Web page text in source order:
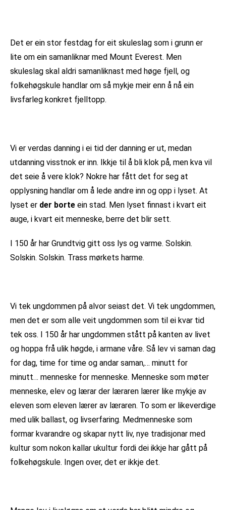
Det er ein stor festdag for eit skuleslag som i grunn er
lite om ein samanliknar med Mount Everest. Men
skuleslag skal aldri samanliknast med høge fjell, og
folkehøgskule handlar om så mykje meir enn å nå ein
livsfarleg konkret fjelltopp.
Vi er verdas danning i ei tid der danning er ut, medan
utdanning visstnok er inn. Ikkje til å bli klok på, men kva vil
det seie å vere klok? Nokre har fått det for seg at
opplysning handlar om å lede andre inn og opp i lyset. At
lyset er der borte ein stad. Men lyset finnast i kvart eit
auge, i kvart eit menneske, berre det blir sett.
I 150 år har Grundtvig gitt oss lys og varme. Solskin.
Solskin. Solskin. Trass mørkets harme.
Vi tek ungdommen på alvor seiast det. Vi tek ungdommen,
men det er som alle veit ungdommen som til ei kvar tid
tek oss. I 150 år har ungdommen stått på kanten av livet
og hoppa frå ulik høgde, i armane våre. Så lev vi saman dag
for dag, time for time og andar saman,… minutt for
minutt… menneske for menneske. Menneske som møter
menneske, elev og lærar der læraren lærer like mykje av
eleven som eleven lærer av læraren. To som er likeverdige
med ulik ballast, og livserfaring. Medmenneske som
formar kvarandre og skapar nytt liv, nye tradisjonar med
kultur som nokon kallar ukultur fordi dei ikkje har gått på
folkehøgskule. Ingen over, det er ikkje det.